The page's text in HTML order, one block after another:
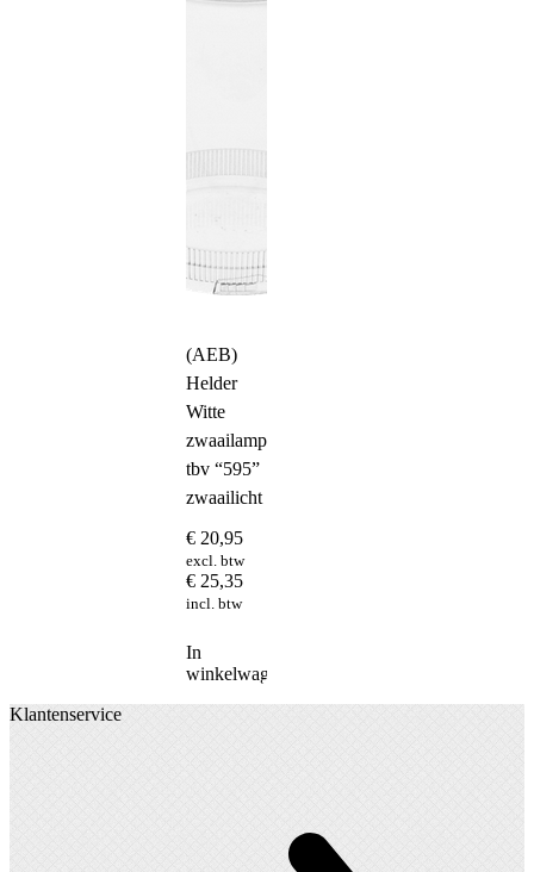
(AEB)
Helder
Witte
zwaailampkap
tbv “595”
zwaailicht
€ 20,95
excl. btw
€ 25,35
incl. btw
In
winkelwagen
Klantenservice